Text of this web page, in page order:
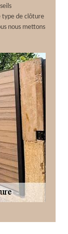
type de clôture
nous mettons